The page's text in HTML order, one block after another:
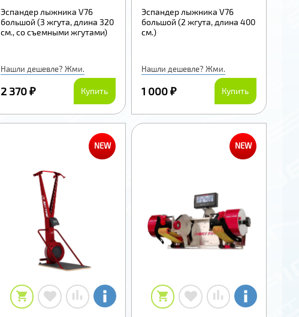
Эспандер лыжника V76
большой (3 жгута, длина 320
см., со съемными жгутами)
Нашли дешевле? Жми.
2 370 ₽ Купить
Эспандер лыжника V76
большой (2 жгута, длина 400
см.)
Нашли дешевле? Жми.
1 000 ₽ Купить
NEW NEW